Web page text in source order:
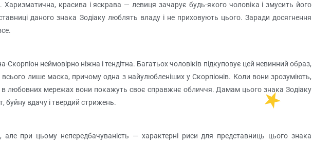
Харизматична, красива і яскрава — левиця зачарує будь-якого чоловіка і змусить його
даного знака Зодіаку люблять владу і не приховують цього. Заради досягнення
неймовірно ніжна і тендітна. Багатьох чоловіків підкуповує цей невинний образ,
лише маска, причому одна з найулюбленіших у Скорпіонів. Коли вони зрозуміють,
в любовних мережах вони покажуть своє справжнє обличчя. Дамам цього знака Зодіаку
буйну вдачу і твердий стрижень.
але при цьому непередбачуваність — характерні риси для представниць цього знака